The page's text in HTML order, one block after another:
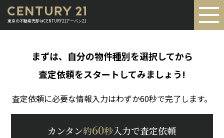
東京の不動産売却はCENTURY21アーバン21
まずは、自分の物件種別を選択してから
査定依頼をスタートしてみましょう!
査定依頼に必要な情報入力はわずか60秒で完了します。
カンタン約60秒入力で査定依頼